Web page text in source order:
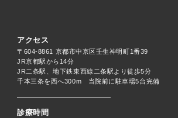
アクセス
〒604-8861 京都市中京区壬生神明町1番39
JR京都駅から14分
JR二条駅、地下鉄東西線二条駅より徒歩5分
千本三条を西へ300m 当院前に駐車場5台完備
診療時間